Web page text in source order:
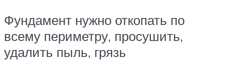
Фундамент нужно откопать по
всему периметру, просушить,
удалить пыль, грязь